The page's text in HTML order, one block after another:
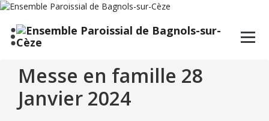
Aller
contenu
Messe en famille 28
Janvier 2024